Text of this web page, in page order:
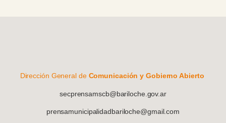
Dirección General de Comunicación y Gobierno Abierto
secprensamscb@bariloche.gov.ar
prensamunicipalidadbariloche@gmail.com